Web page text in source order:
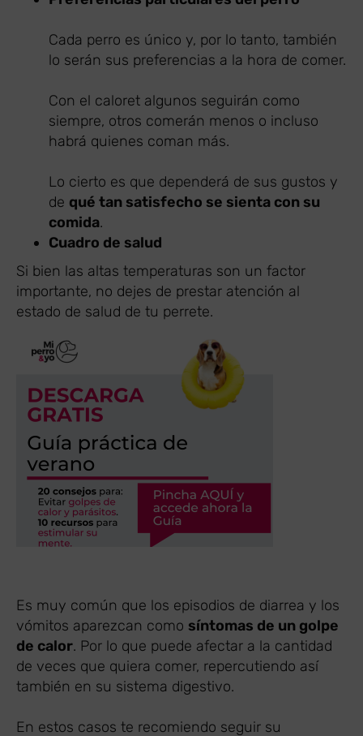
Cada perro es único y, por lo tanto, también
lo serán sus preferencias a la hora de comer.
Con el caloret algunos seguirán como
siempre, otros comerán menos o incluso
habrá quienes coman más.
Lo cierto es que dependerá de sus gustos y
de qué tan satisfecho se sienta con su
comida.
Cuadro de salud
Si bien las altas temperaturas son un factor
importante, no dejes de prestar atención al
estado de salud de tu perrete.
Es muy común que los episodios de diarrea y los
vómitos aparezcan como síntomas de un golpe
de calor. Por lo que puede afectar a la cantidad
de veces que quiera comer, repercutiendo así
también en su sistema digestivo.
En estos casos te recomiendo seguir su